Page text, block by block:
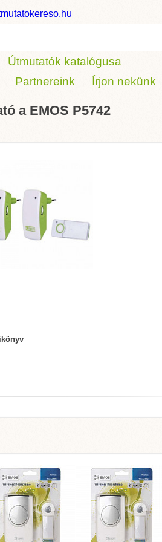
Útmutatók katalógusa
Partnereink Írjon nekünk
a EMOS P5742